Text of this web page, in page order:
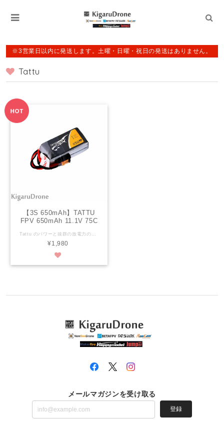
※3営業日以内に発送します。土曜・日曜・祝日の発送はありません。
Tattu
【3S 650mAh】TATTU
FPV 650mAh 11.1V 75C
XT30コネクター
Tattu のパワーと抜群の放電力のLipoバッテリー 対応：Beta85X/Beta85XHD/HX100/HX115/CineBee/TurboBee/ARFun Pro 95 等 3S対応のマイクロドローン 軽量ロングタイプ XT30コネクターを採用 Size: 58*31*16mm 重さ: 59g Item Name: 650mAh 11.1V 75C 3S Lipo Battery Nominal Capacity: 650mAh Discharge Rate(C): 75C Nominal Voltage: 11.1V Weight: 59g 注意 過充電・過放電しますのでご注意下さい。充電中は放置しないようにしてください。 高温状態に置かないでください。 火の中に投じないでください。
¥1,980
メールマガジンを受け取る
登録